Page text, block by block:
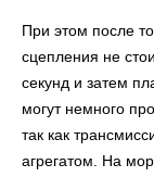
При этом после
сцепления не
секунд и затем
могут немного
так как
агрегатом. На